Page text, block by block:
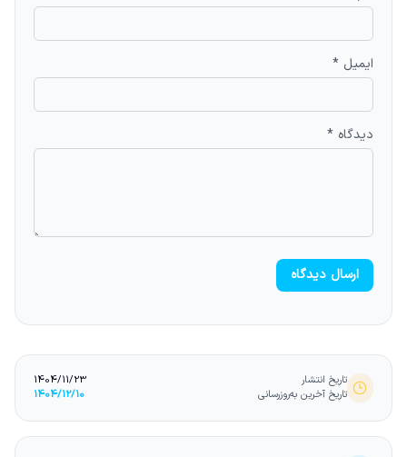
ایمیل *
دیدگاه *
ارسال دیدگاه
تاریخ انتشار
1404/11/23
تاریخ آخرین به‌روزرسانی
1404/12/10